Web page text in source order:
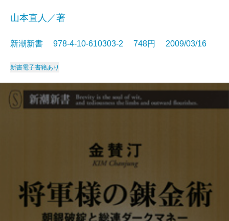
山本直人／著
新潮新書 978-4-10-610303-2 748円 2009/03/16
新書電子書籍あり